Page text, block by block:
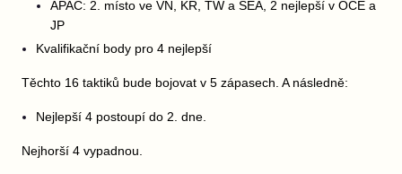
APAC: 2. místo ve VN, KR, TW a SEA, 2 nejlepší v OCE a
JP
Kvalifikační body pro 4 nejlepší
Těchto 16 taktiků bude bojovat v 5 zápasech. A následně:
Nejlepší 4 postoupí do 2. dne.
Nejhorší 4 vypadnou.